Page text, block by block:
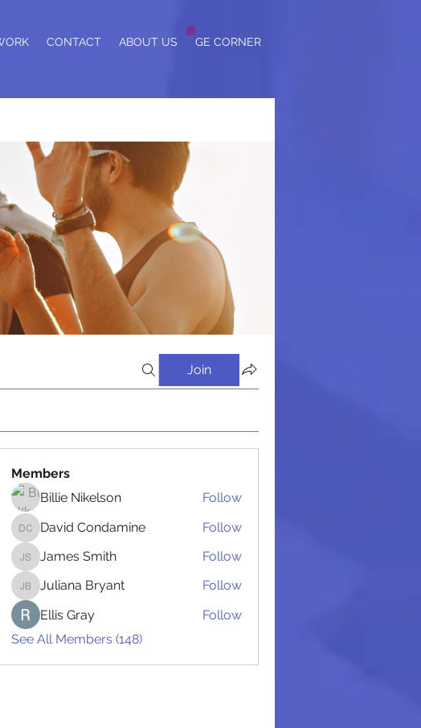
CONTACT ABOUT US GE CORNER
Join
Администрацией
Members
Billie Nikelson
Follow
David Condamine
David Condamine Follow
James Smith
James Smith Follow
Juliana Bryant
Juliana Bryant
Follow
Ellis Gray
Follow
See All Members (148)